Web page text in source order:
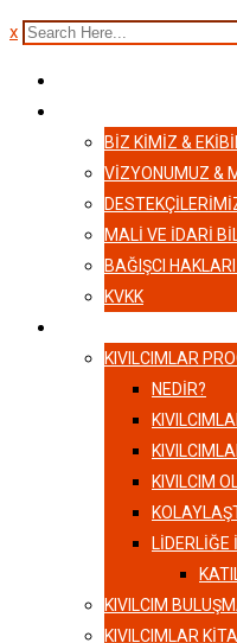
x
BIZ KIMIZ &
VİZYONUMUZ &
MALI VE İDARI
BAĞIŞCI
KVKK
KIVILCIMLAR
NEDİR?
KIVILCIM
LIDERLIĞE
KIVILCIM
KIVILCIMLAR